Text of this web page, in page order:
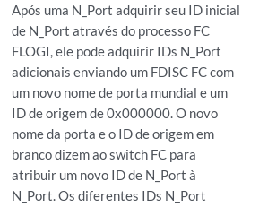
Após uma N_Port adquirir seu ID inicial
de N_Port através do processo FC
FLOGI, ele pode adquirir IDs N_Port
adicionais enviando um FDISC FC com
um novo nome de porta mundial e um
ID de origem de 0x000000. O novo
nome da porta e o ID de origem em
branco dizem ao switch FC para
atribuir um novo ID de N_Port à
N_Port. Os diferentes IDs N_Port